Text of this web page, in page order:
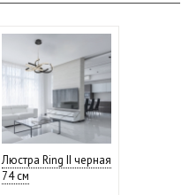
Люстра Ring II черная
74 см